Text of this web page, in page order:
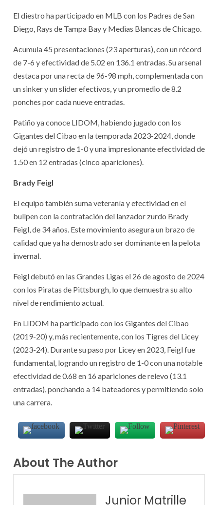
El diestro ha participado en MLB con los Padres de San
Diego, Rays de Tampa Bay y Medias Blancas de Chicago.
Acumula 45 presentaciones (23 aperturas), con un récord
de 7-6 y efectividad de 5.02 en 136.1 entradas. Su arsenal
destaca por una recta de 96-98 mph, complementada con
un sinker y un slider efectivos, y un promedio de 8.2
ponches por cada nueve entradas.
Patiño ya conoce LIDOM, habiendo jugado con los
Gigantes del Cibao en la temporada 2023-2024, donde
dejó un registro de 1-0 y una impresionante efectividad de
1.50 en 12 entradas (cinco apariciones).
Brady Feigl
El equipo también suma veteranía y efectividad en el
bullpen con la contratación del lanzador zurdo Brady
Feigl, de 34 años. Este movimiento asegura un brazo de
calidad que ya ha demostrado ser dominante en la pelota
invernal.
Feigl debutó en las Grandes Ligas el 26 de agosto de 2024
con los Piratas de Pittsburgh, lo que demuestra su alto
nivel de rendimiento actual.
En LIDOM ha participado con los Gigantes del Cibao
(2019-20) y, más recientemente, con los Tigres del Licey
(2023-24). Durante su paso por Licey en 2023, Feigl fue
fundamental, logrando un registro de 1-0 con una notable
efectividad de 0.68 en 16 apariciones de relevo (13.1
entradas), ponchando a 14 bateadores y permitiendo solo
una carrera.
About The Author
Junior Matrille